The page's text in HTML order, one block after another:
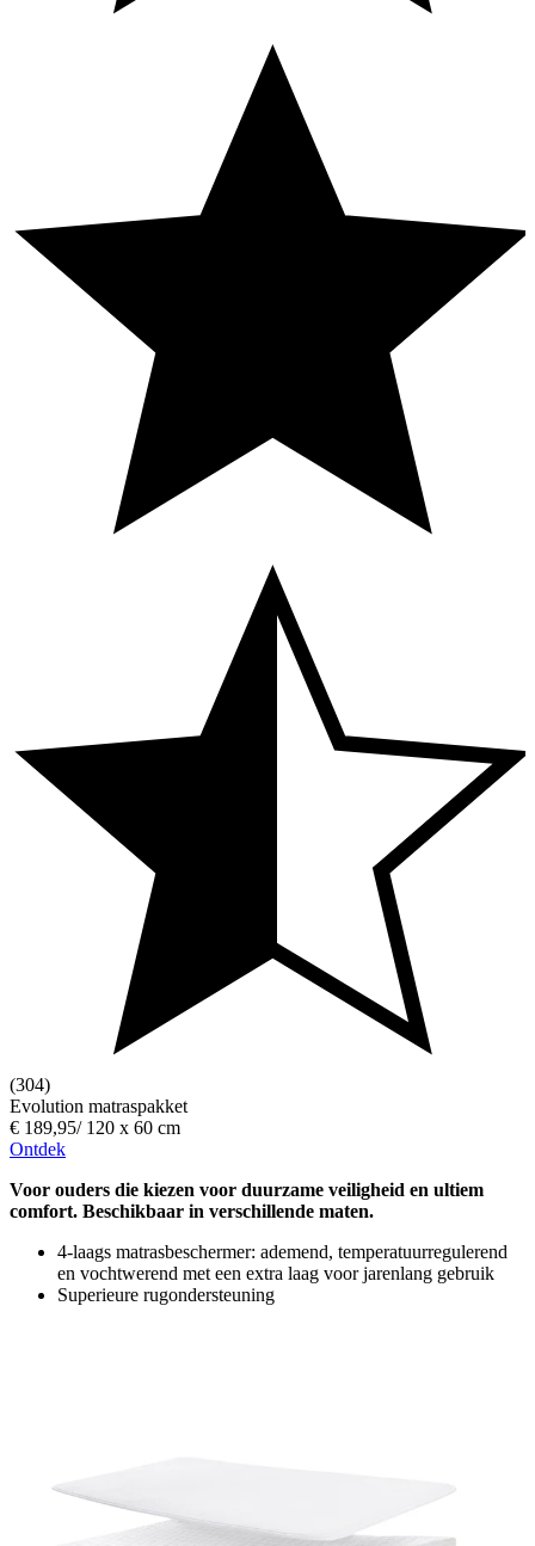
(304)
Evolution matraspakket
€ 189,95/ 120 x 60 cm
Ontdek
Voor ouders die kiezen voor duurzame veiligheid en ultiem
comfort. Beschikbaar in verschillende maten.
4-laags matrasbeschermer: ademend, temperatuurregulerend
en vochtwerend met een extra laag voor jarenlang gebruik
Superieure rugondersteuning